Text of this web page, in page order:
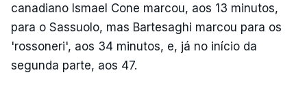
canadiano Ismael Cone marcou, aos 13 minutos,
para o Sassuolo, mas Bartesaghi marcou para os
'rossoneri', aos 34 minutos, e, já no início da
segunda parte, aos 47.